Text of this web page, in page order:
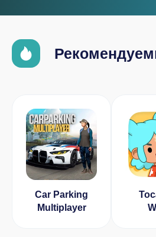
Car Parking
Multiplayer